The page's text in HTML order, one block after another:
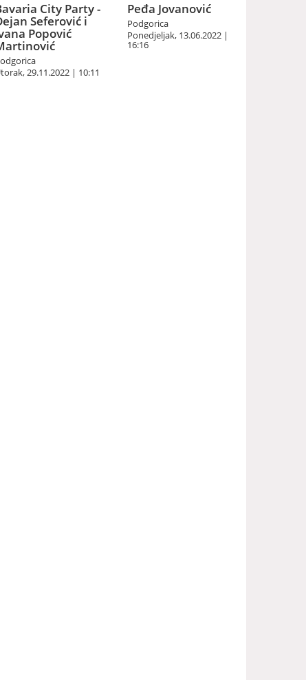
City Party -
Seferović i
Popović
29.11.2022 | 10:11
Peđa Jovanović
Podgorica
Ponedjeljak, 13.06.2022 |
16:16